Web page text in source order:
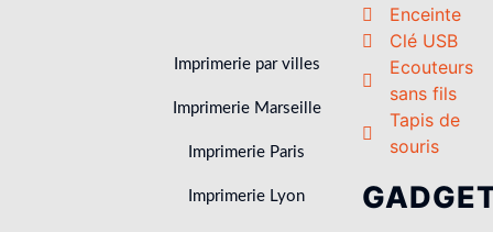
Enceinte
Clé USB
Ecouteurs
sans fils
Tapis de
souris
Imprimerie par villes
Imprimerie Marseille
Imprimerie Paris
Imprimerie Lyon